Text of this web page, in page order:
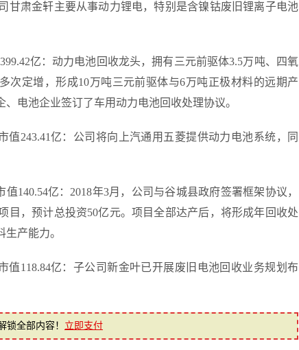
甘肃金轩主要从事动力锂电，特别是含镍钴废旧锂离子电池
亿：动力电池回收龙头，拥有三元前驱体3.5万吨、四氧
次定增，形成10万吨三元前驱体与6万吨正极材料的远期产
电池企业签订了车用动力电池回收处理协议。
值243.41亿：公司将向上汽通用五菱提供动力电池系统，同
值140.54亿：2018年3月，公司与谷城县政府签署框架协议，
目，预计总投资50亿元。项目全部达产后，将形成年回收处
产能力。
值118.84亿：子公司新金叶已开展废旧电池回收业务规划布
锁全部内容！ 立即支付